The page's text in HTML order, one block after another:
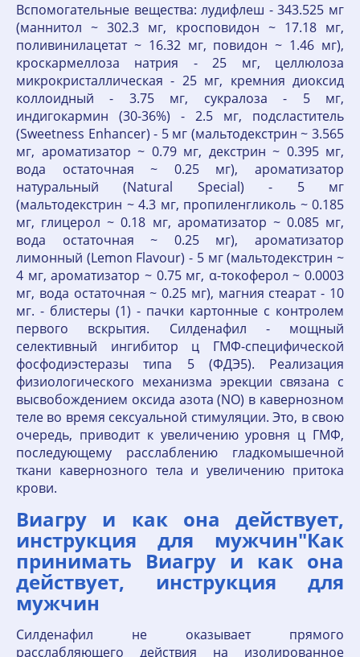
Вспомогательные вещества: лудифлеш - 343.525 мг
(маннитол ~ 302.3 мг, кросповидон ~ 17.18 мг,
поливинилацетат ~ 16.32 мг, повидон ~ 1.46 мг),
кроскармеллоза натрия - 25 мг, целлюлоза
микрокристаллическая - 25 мг, кремния диоксид
коллоидный - 3.75 мг, сукралоза - 5 мг,
индигокармин (30-36%) - 2.5 мг, подсластитель
(Sweetness Enhancer) - 5 мг (мальтодекстрин ~ 3.565
мг, ароматизатор ~ 0.79 мг, декстрин ~ 0.395 мг,
вода остаточная ~ 0.25 мг), ароматизатор
натуральный (Natural Special) - 5 мг
(мальтодекстрин ~ 4.3 мг, пропиленгликоль ~ 0.185
мг, глицерол ~ 0.18 мг, ароматизатор ~ 0.085 мг,
вода остаточная ~ 0.25 мг), ароматизатор
лимонный (Lemon Flavour) - 5 мг (мальтодекстрин ~
4 мг, ароматизатор ~ 0.75 мг, α-токоферол ~ 0.0003
мг, вода остаточная ~ 0.25 мг), магния стеарат - 10
мг. - блистеры (1) - пачки картонные с контролем
первого вскрытия. Силденафил - мощный
селективный ингибитор ц ГМФ-специфической
фосфодиэстеразы типа 5 (ФДЭ5). Реализация
физиологического механизма эрекции связана с
высвобождением оксида азота (NO) в кавернозном
теле во время сексуальной стимуляции. Это, в свою
очередь, приводит к увеличению уровня ц ГМФ,
последующему расслаблению гладкомышечной
ткани кавернозного тела и увеличению притока
крови.
Виагру и как она действует,
инструкция для мужчин"Как
принимать Виагру и как она
действует, инструкция для
мужчин
Силденафил не оказывает прямого
расслабляющего действия на изолированное